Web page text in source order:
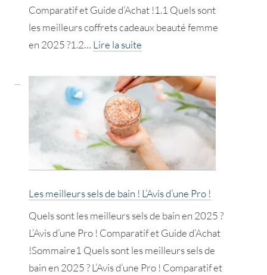
Comparatif et Guide d’Achat !1.1 Quels sont
les meilleurs coffrets cadeaux beauté femme
en 2025 ?1.2… Lire la suite
meilleurs
coffrets
cadeaux
beauté
femme
!
d’une
Pro
!
Les meilleurs sels de bain ! L’Avis d’une Pro !
Quels sont les meilleurs sels de bain en 2025 ?
L’Avis d’une Pro ! Comparatif et Guide d’Achat
!Sommaire1 Quels sont les meilleurs sels de
bain en 2025 ? L’Avis d’une Pro ! Comparatif et